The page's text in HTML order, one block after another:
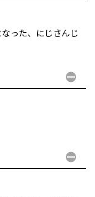
った、にじさんじ